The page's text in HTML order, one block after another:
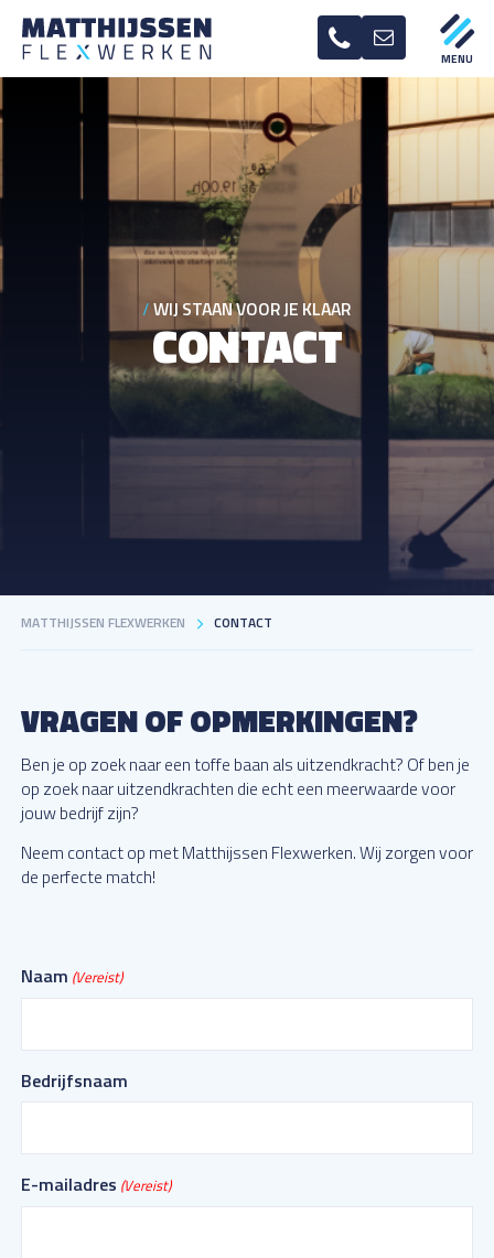
WIJ STAAN VOOR JE KLAAR
CONTACT
MATTHIJSSEN FLEXWERKEN CONTACT
VRAGEN OF OPMERKINGEN?
Ben je op zoek naar een toffe baan als uitzendkracht? Of ben je
op zoek naar uitzendkrachten die echt een meerwaarde voor
jouw bedrijf zijn?
Neem contact op met Matthijssen Flexwerken. Wij zorgen voor
de perfecte match!
Naam (Vereist)
Bedrijfsnaam
E-mailadres (Vereist)